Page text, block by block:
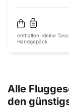
enthalten: kleine
Handgepäck
Alle
den